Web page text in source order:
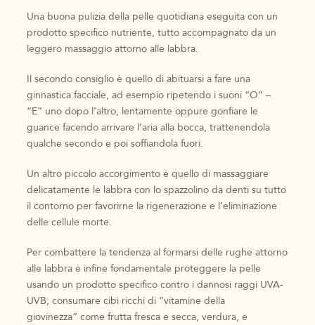
Una buona pulizia della pelle quotidiana eseguita con un
prodotto specifico nutriente, tutto accompagnato da un
leggero massaggio attorno alle labbra.
Il secondo consiglio è quello di abituarsi a fare una
ginnastica facciale, ad esempio ripetendo i suoni “O” –
“E” uno dopo l’altro, lentamente oppure gonfiare le
guance facendo arrivare l’aria alla bocca, trattenendola
qualche secondo e poi soffiandola fuori.
Un altro piccolo accorgimento è quello di massaggiare
delicatamente le labbra con lo spazzolino da denti su tutto
il contorno per favorirne la rigenerazione e l’eliminazione
delle cellule morte.
Per combattere la tendenza al formarsi delle rughe attorno
alle labbra è infine fondamentale proteggere la pelle
usando un prodotto specifico contro i dannosi raggi UVA-
UVB; consumare cibi ricchi di “vitamine della
giovinezza” come frutta fresca e secca, verdura, e